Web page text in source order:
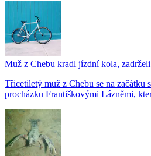
Muž z Chebu kradl jízdní kola,
Třicetiletý muž z Chebu se na začátku
procházku Františkovými Lázněmi,